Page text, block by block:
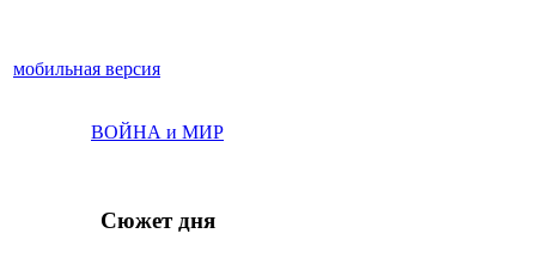
мобильная версия
ВОЙНА и МИР
Сюжет дня